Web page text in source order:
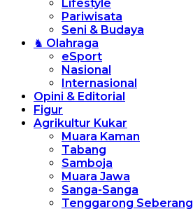
Lifestyle
Pariwisata
Seni & Budaya
♞ Olahraga
eSport
Nasional
Internasional
Opini & Editorial
Figur
Agrikultur Kukar
Muara Kaman
Tabang
Samboja
Muara Jawa
Sanga-Sanga
Tenggarong Seberang